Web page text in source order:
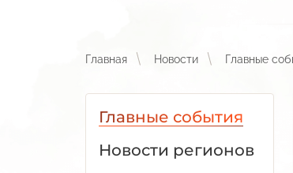
Главная Новости Главные
Главные события
Новости регионов